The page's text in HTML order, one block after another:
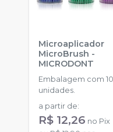
Microaplicador
MicroBrush -
MICRODONT
Embalagem com
unidades.
a partir de:
R$ 12,26 no Pix